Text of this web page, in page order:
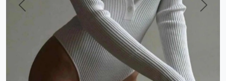
Previous Next